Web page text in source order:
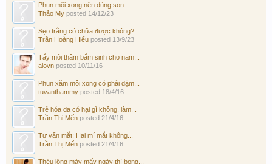
Phun môi xong nên dùng son...
Thảo My posted 14/12/23
Sẹo trắng có chữa được không?
Trần Hoàng Hiếu posted 13/9/23
Tẩy môi thâm bẩm sinh cho nam...
alovn posted 10/11/16
Phun xăm môi xong có phải dặm...
tuvanthammy posted 18/4/16
Trẻ hóa da có hại gì không, làm...
Trần Thị Mến posted 21/4/16
Tư vấn mắt: Hai mí mắt không...
Trần Thị Mến posted 21/4/16
Thêu lông mày mấy ngày thì bong...